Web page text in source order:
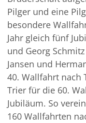
Pilger und eine
besondere
Jahr gleich fünf
und Georg
Jansen und
40. Wallfahrt nach
Trier für die 60.
Jubiläum. So
160 Wallfahrten